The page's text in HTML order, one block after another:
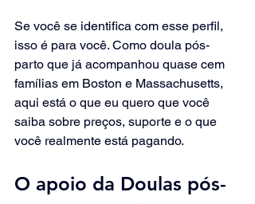
Se você se identifica com esse perfil,
isso é para você. Como doula pós-
parto que já acompanhou quase cem
famílias em Boston e Massachusetts,
aqui está o que eu quero que você
saiba sobre preços, suporte e o que
você realmente está pagando.
O apoio da Doulas pós-